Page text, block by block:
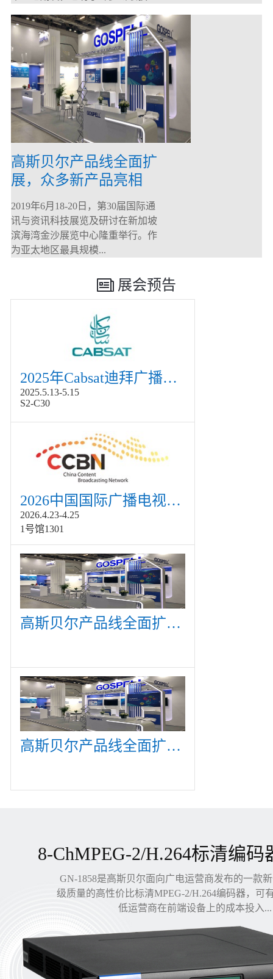
高斯贝尔产品线全面扩
展，众多新产品亮相
CommunicAsia 2019
2019年6月18-20日，第30届国际通
讯与资讯科技展览及研讨在新加坡
滨海湾金沙展览中心隆重举行。作
为亚太地区最具规模...
展会预告
2025年Cabsat迪拜广播电视展
2025.5.13-5.15
S2-C30
2026中国国际广播电视信息网络展览会展
2026.4.23-4.25
1号馆1301
高斯贝尔产品线全面扩展，众多新产品亮相CommunicAsia 2019
高斯贝尔产品线全面扩展，众多新产品亮相CommunicAsia 2019
8-ChMPEG-2/H.264标清编码
GN-1858是高斯贝尔面向广电运营商发布的一款
级质量的高性价比标清MPEG-2/H.264编码器，可
低运营商在前端设备上的成本投入...